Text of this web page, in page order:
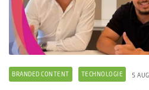
BRANDED CONTENT TECHNOLOGIE 5